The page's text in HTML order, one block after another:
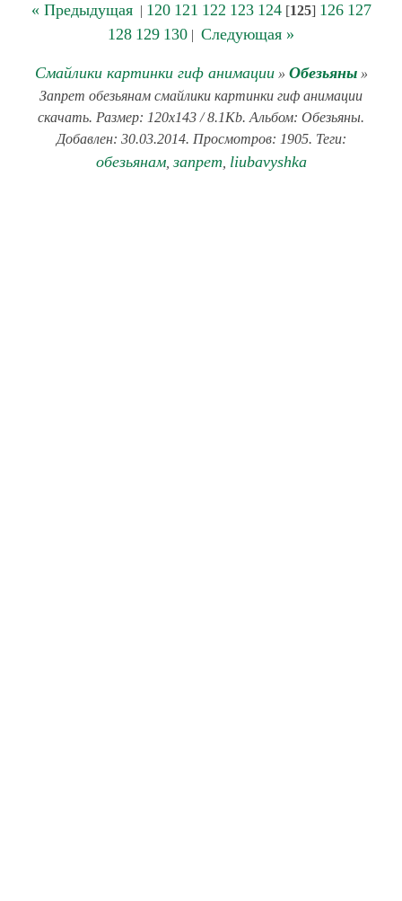
« Предыдущая| 120 121 122 123 124[125] 126 127
128 129 130 | Следующая »
Смайлики картинки гиф анимации» Обезьяны»
Запрет обезьянам смайлики картинки гиф анимации
скачать. Размер: 120x143 / 8.1Kb. Альбом: Обезьяны.
Добавлен: 30.03.2014. Просмотров: 1905. Теги:
обезьянам,запрет liubavyshka